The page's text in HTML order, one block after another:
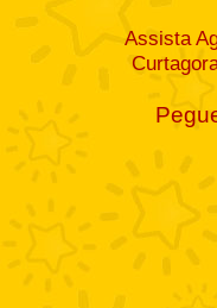
Assista